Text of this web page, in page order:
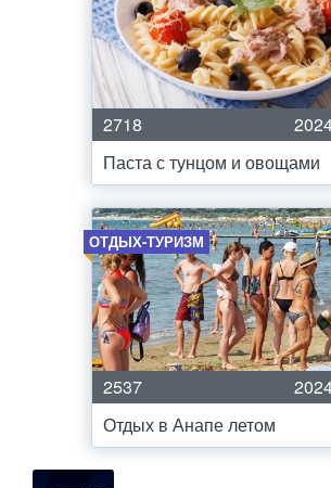
2718
Паста с тунцом и овощами
ОТДЫХ-ТУРИЗМ
2537
Отдых в Анапе летом